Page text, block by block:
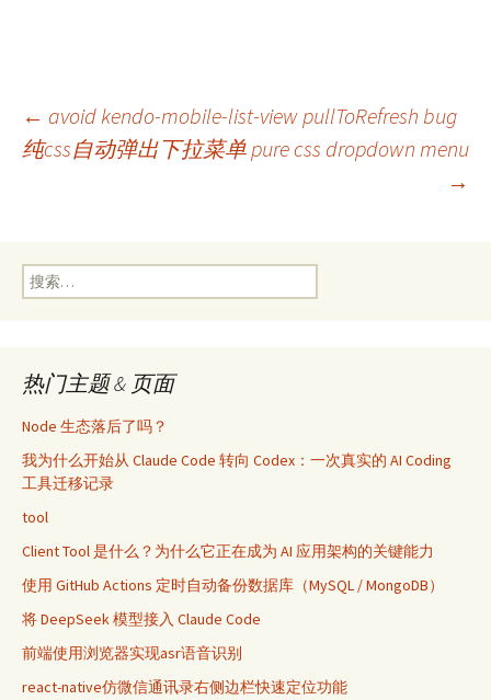
文
导
← avoid kendo-mobile-list-view pullToRefresh bug
纯css自动弹出下拉菜单 pure css dropdown menu
→
搜
索：
热门主题 & 页面
Node 生态落后了吗？
我为什么开始从 Claude Code 转向 Codex：一次真实的 AI Coding
工具迁移记录
tool
Client Tool 是什么？为什么它正在成为 AI 应用架构的关键能力
使用 GitHub Actions 定时自动备份数据库（MySQL / MongoDB）
将 DeepSeek 模型接入 Claude Code
前端使用浏览器实现asr语音识别
react-native仿微信通讯录右侧边栏快速定位功能